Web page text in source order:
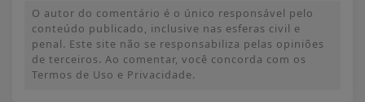
O autor do comentário é o único responsável pelo
conteúdo publicado, inclusive nas esferas civil e
penal. Este site não se responsabiliza pelas opiniões
de terceiros. Ao comentar, você concorda com os
Termos de Uso e Privacidade.